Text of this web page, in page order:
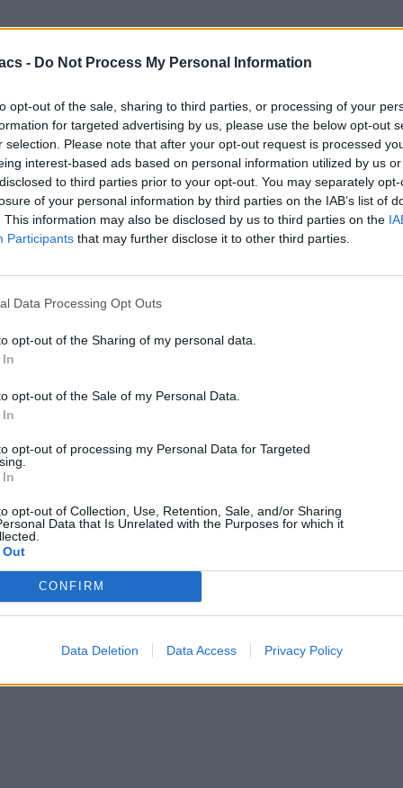
- Do Not Process My Personal Information
opt-out of the sale, sharing to third parties, or processing of your
for targeted advertising by us, please use the below opt-out
selection. Please note that after your opt-out request is processed
interest-based ads based on personal information utilized by us
to third parties prior to your opt-out. You may separately
of your personal information by third parties on the IAB’s list of
This information may also be disclosed by us to third parties on the
Participants that may further disclose it to other third parties.
Data Processing Opt Outs
opt-out of the Sharing of my personal data.
opt-out of the Sale of my Personal Data.
opt-out of processing my Personal Data for Targeted
opt-out of Collection, Use, Retention, Sale, and/or Sharing
Data that Is Unrelated with the Purposes for which it
CONFIRM
Data Deletion Data Access Privacy Policy